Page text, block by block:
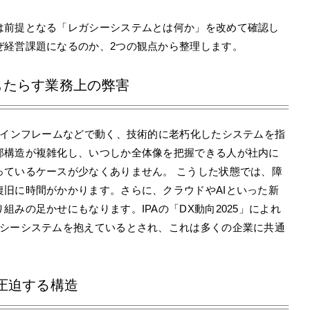
提となる「レガシーシステムとは何か」を改めて確認し
営課題になるのか、2つの観点から整理します。
らす業務上の弊害
ンフレームなどで動く、技術的に老朽化したシステムを指
造が複雑化し、いつしか全体像を把握できる人が社内に
いるケースが少なくありません。 こうした状態では、障
に時間がかかります。さらに、クラウドやAIといった新
みの足かせにもなります。IPAの「DX動向2025」によれ
ーシステムを抱えているとされ、これは多くの企業に共通
迫する構造